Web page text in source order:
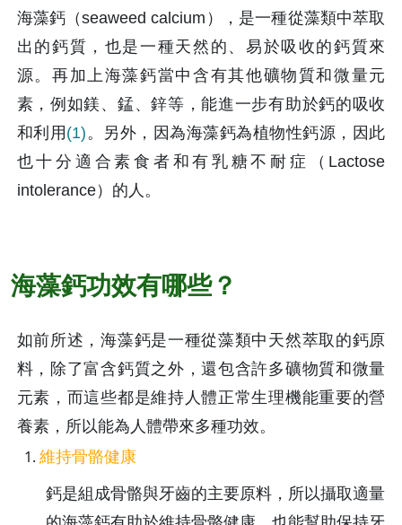
海藻鈣（seaweed calcium），是一種從藻類中萃取
出的鈣質，也是一種天然的、易於吸收的鈣質來
源。再加上海藻鈣當中含有其他礦物質和微量元
素，例如鎂、錳、鋅等，能進一步有助於鈣的吸收
和利用 (1)。另外，因為海藻鈣為植物性鈣源，因此
也十分適合素食者和有乳糖不耐症（Lactose
intolerance）的人。
海藻鈣功效有哪些？
如前所述，海藻鈣是一種從藻類中天然萃取的鈣原
料，除了富含鈣質之外，還包含許多礦物質和微量
元素，而這些都是維持人體正常生理機能重要的營
養素，所以能為人體帶來多種功效。
維持骨骼健康
鈣是組成骨骼與牙齒的主要原料，所以攝取適量